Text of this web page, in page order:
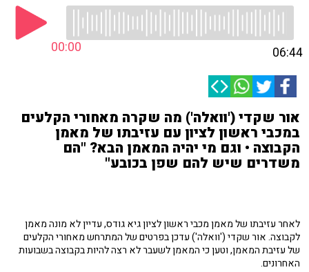
00:00 06:44
אור שקדי ('וואלה') מה שקרה מאחורי הקלעים
במכבי ראשון לציון עם עזיבתו של מאמן
הקבוצה • וגם מי יהיה המאמן הבא? "הם
משדרים שיש להם שפן בכובע"
לאחר עזיבתו של מאמן מכבי ראשון לציון גיא גודס, עדיין לא מונה מאמן
לקבוצה. אור שקדי ('וואלה') עדכן בפרטים של המתרחש מאחורי הקלעים
של עזיבת המאמן, וטען כי המאמן לשעבר לא רצה להיות בקבוצה בשבועות
האחרונים.